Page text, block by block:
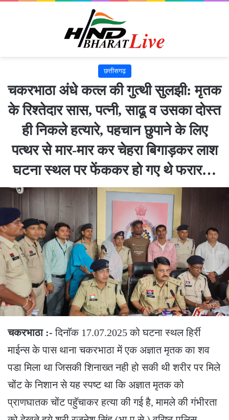
छत्तीसगढ़
चकरभाठा अंधे कत्ल की गुत्थी सुलझी: मृतक
के रिश्तेदार सास, पत्नी, साढू व उसका दोस्त
ही निकले हत्यारे, पहचान छुपाने के लिए
पत्थर से मार-मार कर चेहरा बिगाड़कर लाश
घटना स्थल पर फेंककर हो गए थे फरार…
चकरभाठा :- दिनाॅक 17.07.2025 को घटना स्थल हिर्री
माईन्स के पास थाना चकरभाठा में एक अज्ञात मृतक का शव
पडा मिला था जिसकी शिनाख्त नही हो सकी थी शरीर पर मिले
चोंट के निशान से यह स्पष्ट था कि अज्ञात मृतक को
प्राणघातक चोंट पहुॅचाकर हत्या की गई है, मामले की गंभीरता